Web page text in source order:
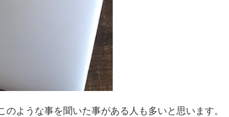
ような事を聞いた事がある人も多いと思います。